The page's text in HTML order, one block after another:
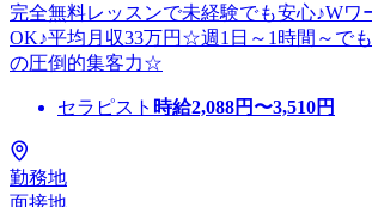
完全無料レッスンで未経験でも安心♪Wワ
OK♪平均月収33万円☆週1日～1時間～で
の圧倒的集客力☆
セラピスト 時給2,088円〜3,510円
勤務地
面接地